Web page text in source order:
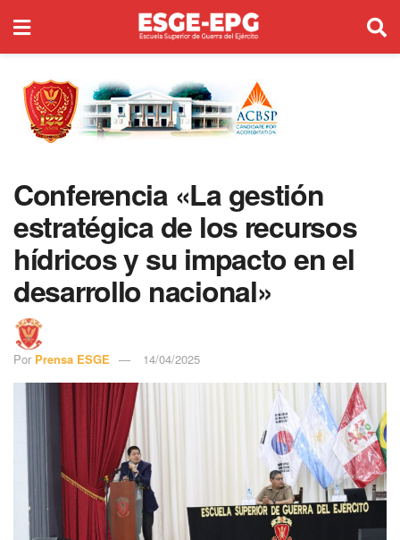
Conferencia «La gestión
estratégica de los recursos
hídricos y su impacto en el
desarrollo nacional»
Por Prensa ESGE 14/04/2025